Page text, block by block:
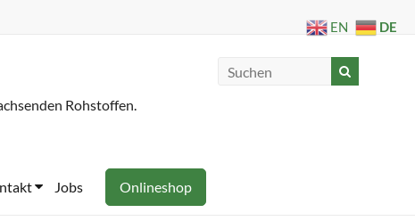
Rohstoffen.
Jobs Onlineshop
EN DE